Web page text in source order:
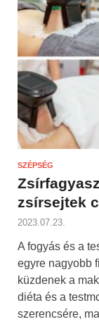
SZÉPSÉG
zsírsejtek
2023.07.23.
A fogyás és a
egyre nagyobb
küzdenek a
diéta és a
szerencsére,